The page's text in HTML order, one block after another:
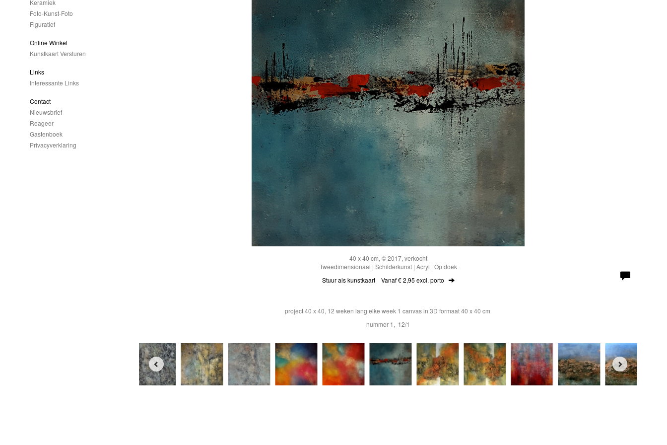
40 x 40 cm, © 2017, verkocht
Tweedimensionaal | Schilderkunst | Acryl | Op doek
Stuur als kunstkaart Vanaf € 2,95 excl. porto
project 40 x 40, 12 weken lang elke week 1 canvas in 3D formaat 40 x 40 cm
nummer 1, 12/1
Keramiek
Foto-Kunst-Foto
Figuratief
Online Winkel
Kunstkaart Versturen
Links
Interessante Links
Contact
Nieuwsbrief
Reageer
Gastenboek
Privacyverklaring